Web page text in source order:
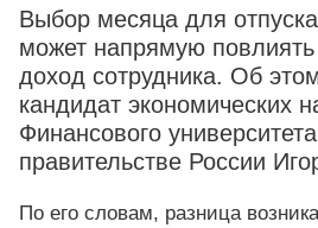
Выбор месяца для
может напрямую повлиять
доход сотрудника. Об
кандидат экономических
Финансового
правительстве России
По его словам, разница